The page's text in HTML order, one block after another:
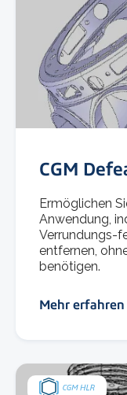
CGM
Ermöglichen
Anwendung,
Verrundungs-
entfernen,
benötigen.
Mehr erfahren